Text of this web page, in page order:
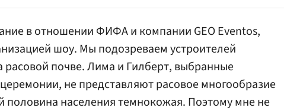
в отношении ФИФА и компании GEO Eventos,
шоу. Мы подозреваем устроителей
расовой почве. Лима и Гилберт, выбранные
не представляют расовое многообразие
половина населения темнокожая. Поэтому мне не